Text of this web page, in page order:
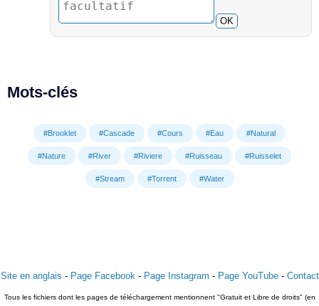
OK
Mots-clés
#Brooklet #Cascade #Cours #Eau #Natural
#Nature #River #Riviere #Ruisseau #Ruisselet
#Stream #Torrent #Water
Site en anglais - Page Facebook - Page Instagram - Page YouTube- Contact
Tous les fichiers dont les pages de téléchargement mentionnent "Gratuit et Libre de droits" (en